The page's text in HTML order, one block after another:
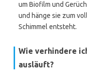
um Biofilm und
und hänge sie zum
Schimmel entsteht.
Wie verhindere
ausläuft?